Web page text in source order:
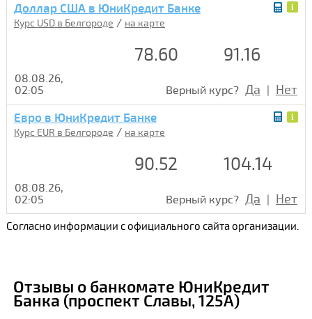
Доллар США в ЮниКредит Банке
Курс USD в Белгороде / на карте
78.60 91.16
08.08.26,
02:05
Верный курс? Да | Нет
Евро в ЮниКредит Банке
Курс EUR в Белгороде / на карте
90.52 104.14
08.08.26,
02:05
Верный курс? Да | Нет
Согласно информации с официального сайта организации.
Отзывы о банкомате ЮниКредит
Банка (проспект Славы, 125А)